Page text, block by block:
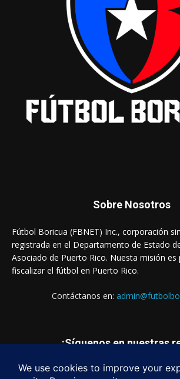
Sobre Nosotros
Fútbol Boricua (FBNET) Inc., corporación
registrada en el Departamento de Estado
Asociado de Puerto Rico. Nuesta misión
fiscalizar el fútbol en Puerto Rico.
Contáctanos en:
¡Síguenos en nuestras